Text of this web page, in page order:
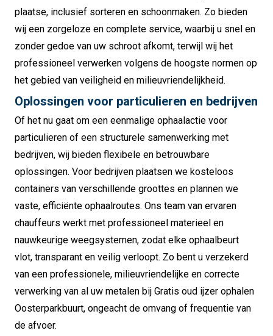
plaatse, inclusief sorteren en schoonmaken. Zo bieden
wij een zorgeloze en complete service, waarbij u snel en
zonder gedoe van uw schroot afkomt, terwijl wij het
professioneel verwerken volgens de hoogste normen op
het gebied van veiligheid en milieuvriendelijkheid.
Oplossingen voor particulieren en bedrijven
Of het nu gaat om een eenmalige ophaalactie voor
particulieren of een structurele samenwerking met
bedrijven, wij bieden flexibele en betrouwbare
oplossingen. Voor bedrijven plaatsen we kosteloos
containers van verschillende groottes en plannen we
vaste, efficiënte ophaalroutes. Ons team van ervaren
chauffeurs werkt met professioneel materieel en
nauwkeurige weegsystemen, zodat elke ophaalbeurt
vlot, transparant en veilig verloopt. Zo bent u verzekerd
van een professionele, milieuvriendelijke en correcte
verwerking van al uw metalen bij Gratis oud ijzer ophalen
Oosterparkbuurt, ongeacht de omvang of frequentie van
de afvoer.